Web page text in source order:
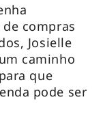
compras
Josielle
caminho
que
pode ser